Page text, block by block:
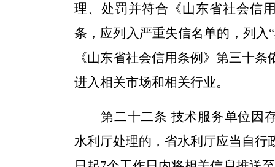
理、处罚并符合《山东省社会信
条，应列入严重失信名单的，列入
《山东省社会信用条例》第三十
进入相关市场和相关行业。
第二十二条 技术服务单位因
水利厅处理的，省水利厅应当 自行